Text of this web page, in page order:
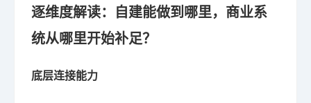
逐维度解读：自建能做到哪里，商业系
统从哪里开始补足？
底层连接能力